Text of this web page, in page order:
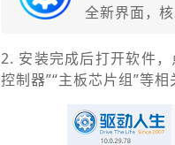
全新界面，
2. 安装完成后打开软件
控制器”“主板芯片组”等相